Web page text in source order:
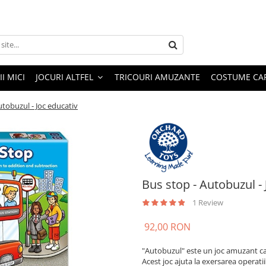
MICI JOCURI ALTFEL TRICOURI AMUZANTE COSTUME
- Joc educativ
Bus stop - Autobuzul -
1 Review
92,00 RON
"Autobuzul" este un joc amuzant
Acest joc ajuta la exersarea